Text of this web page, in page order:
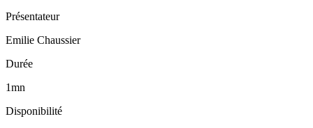
Présentateur
Emilie Chaussier
Durée
1mn
Disponibilité